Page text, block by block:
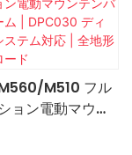
M510 フル
ョン電動マウン